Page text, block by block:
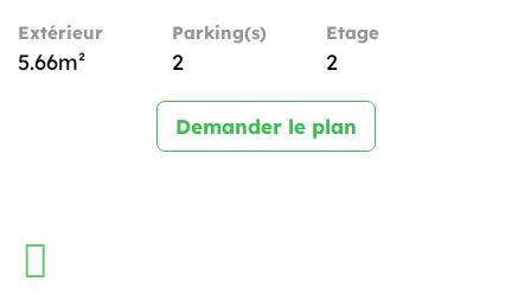
Extérieur
5.66m²
Parking(s)
2
Etage
2
Demander le plan